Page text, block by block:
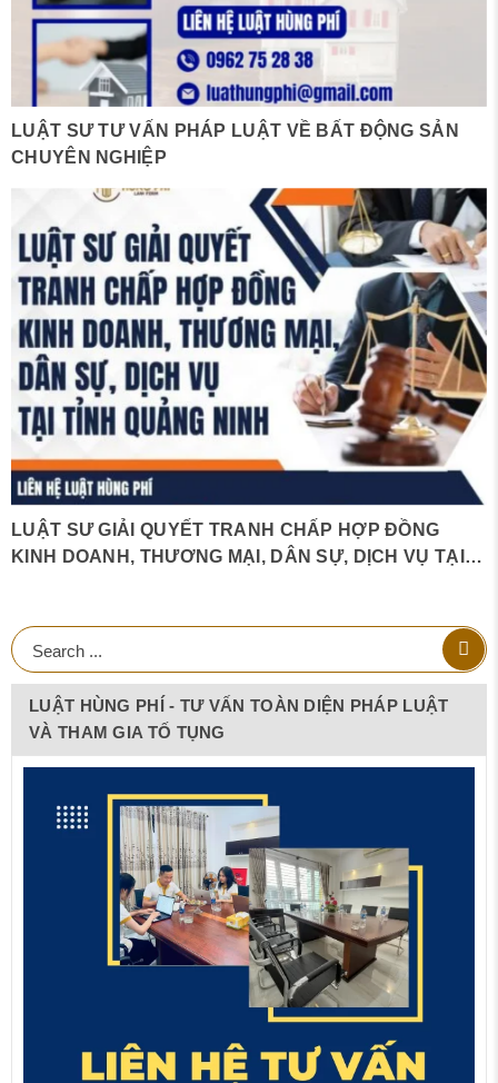
LUẬT SƯ TƯ VẤN PHÁP LUẬT VỀ BẤT ĐỘNG SẢN
CHUYÊN NGHIỆP
LUẬT SƯ GIẢI QUYẾT TRANH CHẤP HỢP ĐỒNG
KINH DOANH, THƯƠNG MẠI, DÂN SỰ, DỊCH VỤ TẠI
LUẬT HÙNG PHÍ - TƯ VẤN TOÀN DIỆN PHÁP LUẬT
VÀ THAM GIA TỐ TỤNG